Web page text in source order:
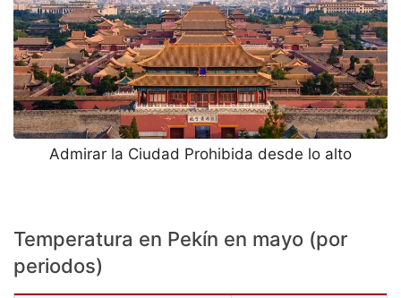
Admirar la Ciudad Prohibida desde lo alto
Temperatura en Pekín en mayo (por
periodos)